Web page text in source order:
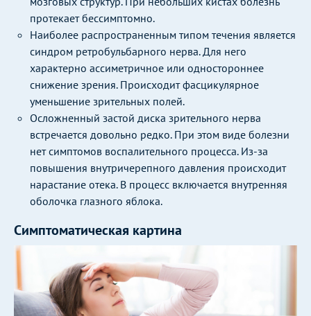
протекает бессимптомно.
Наиболее распространенным типом течения является
синдром ретробульбарного нерва. Для него
характерно ассиметричное или одностороннее
снижение зрения. Происходит фасцикулярное
уменьшение зрительных полей.
Осложненный застой диска зрительного нерва
встречается довольно редко. При этом виде болезни
нет симптомов воспалительного процесса. Из-за
повышения внутричерепного давления происходит
нарастание отека. В процесс включается внутренняя
оболочка глазного яблока.
Симптоматическая картина